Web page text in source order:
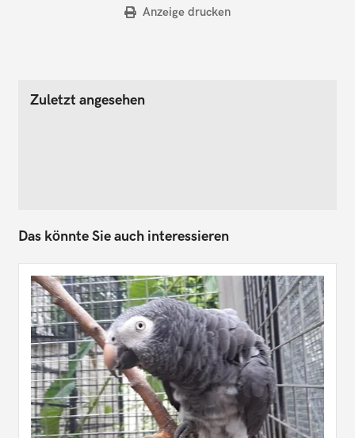
Anzeige drucken
Zuletzt angesehen
Das könnte Sie auch interessieren